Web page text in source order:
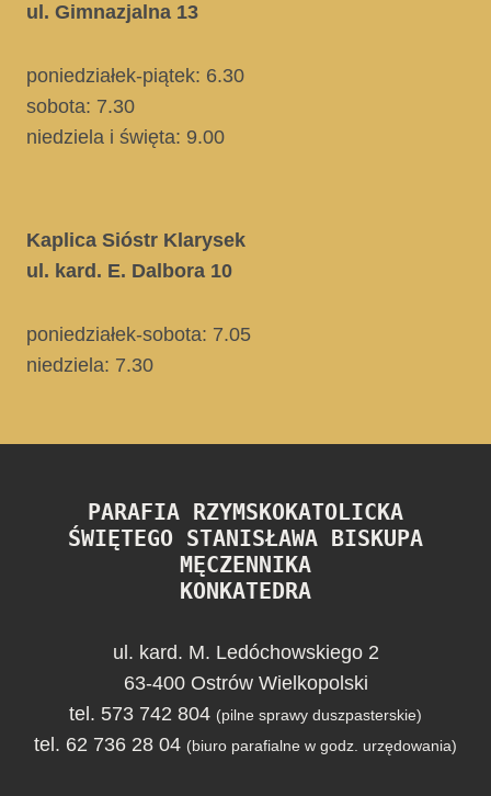
ul. Gimnazjalna 13
poniedziałek-piątek: 6.30
sobota: 7.30
niedziela i święta: 9.00
Kaplica Sióstr Klarysek
ul. kard. E. Dalbora 10
poniedziałek-sobota: 7.05
niedziela: 7.30
PARAFIA RZYMSKOKATOLICKA
ŚWIĘTEGO STANISŁAWA BISKUPA
MĘCZENNIKA
KONKATEDRA
ul. kard. M. Ledóchowskiego 2
63-400 Ostrów Wielkopolski
tel. 573 742 804 (pilne sprawy duszpasterskie)
tel. 62 736 28 04 (biuro parafialne w godz. urzędowania)